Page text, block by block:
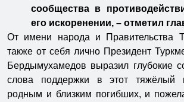
сообщества в
его искоренении, – отметил
От имени народа и Правительства
также от себя лично Президент
Бердымухамедов выразил глубокие
слова поддержки в этот тяжёлый
родным и близким погибших, и